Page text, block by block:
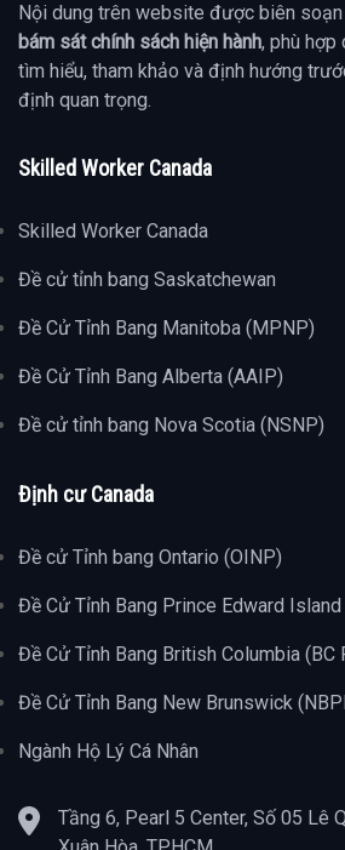
Nội dung trên website được biên
bám sát chính sách hiện hành, phù hợp
tìm hiểu, tham khảo và định hướng
định quan trọng.
Skilled Worker Canada
Skilled Worker Canada
Đề cử tỉnh bang Saskatchewan
Đề Cử Tỉnh Bang Manitoba (MPNP)
Đề Cử Tỉnh Bang Alberta (AAIP)
Đề cử tỉnh bang Nova Scotia (NSNP)
Định cư Canada
Đề cử Tỉnh bang Ontario (OINP)
Đề Cử Tỉnh Bang Prince Edward
Đề Cử Tỉnh Bang British Columbia (BC
Đề Cử Tỉnh Bang New Brunswick
Ngành Hộ Lý Cá Nhân
Tầng 6, Pearl 5 Center, Số 05 Lê